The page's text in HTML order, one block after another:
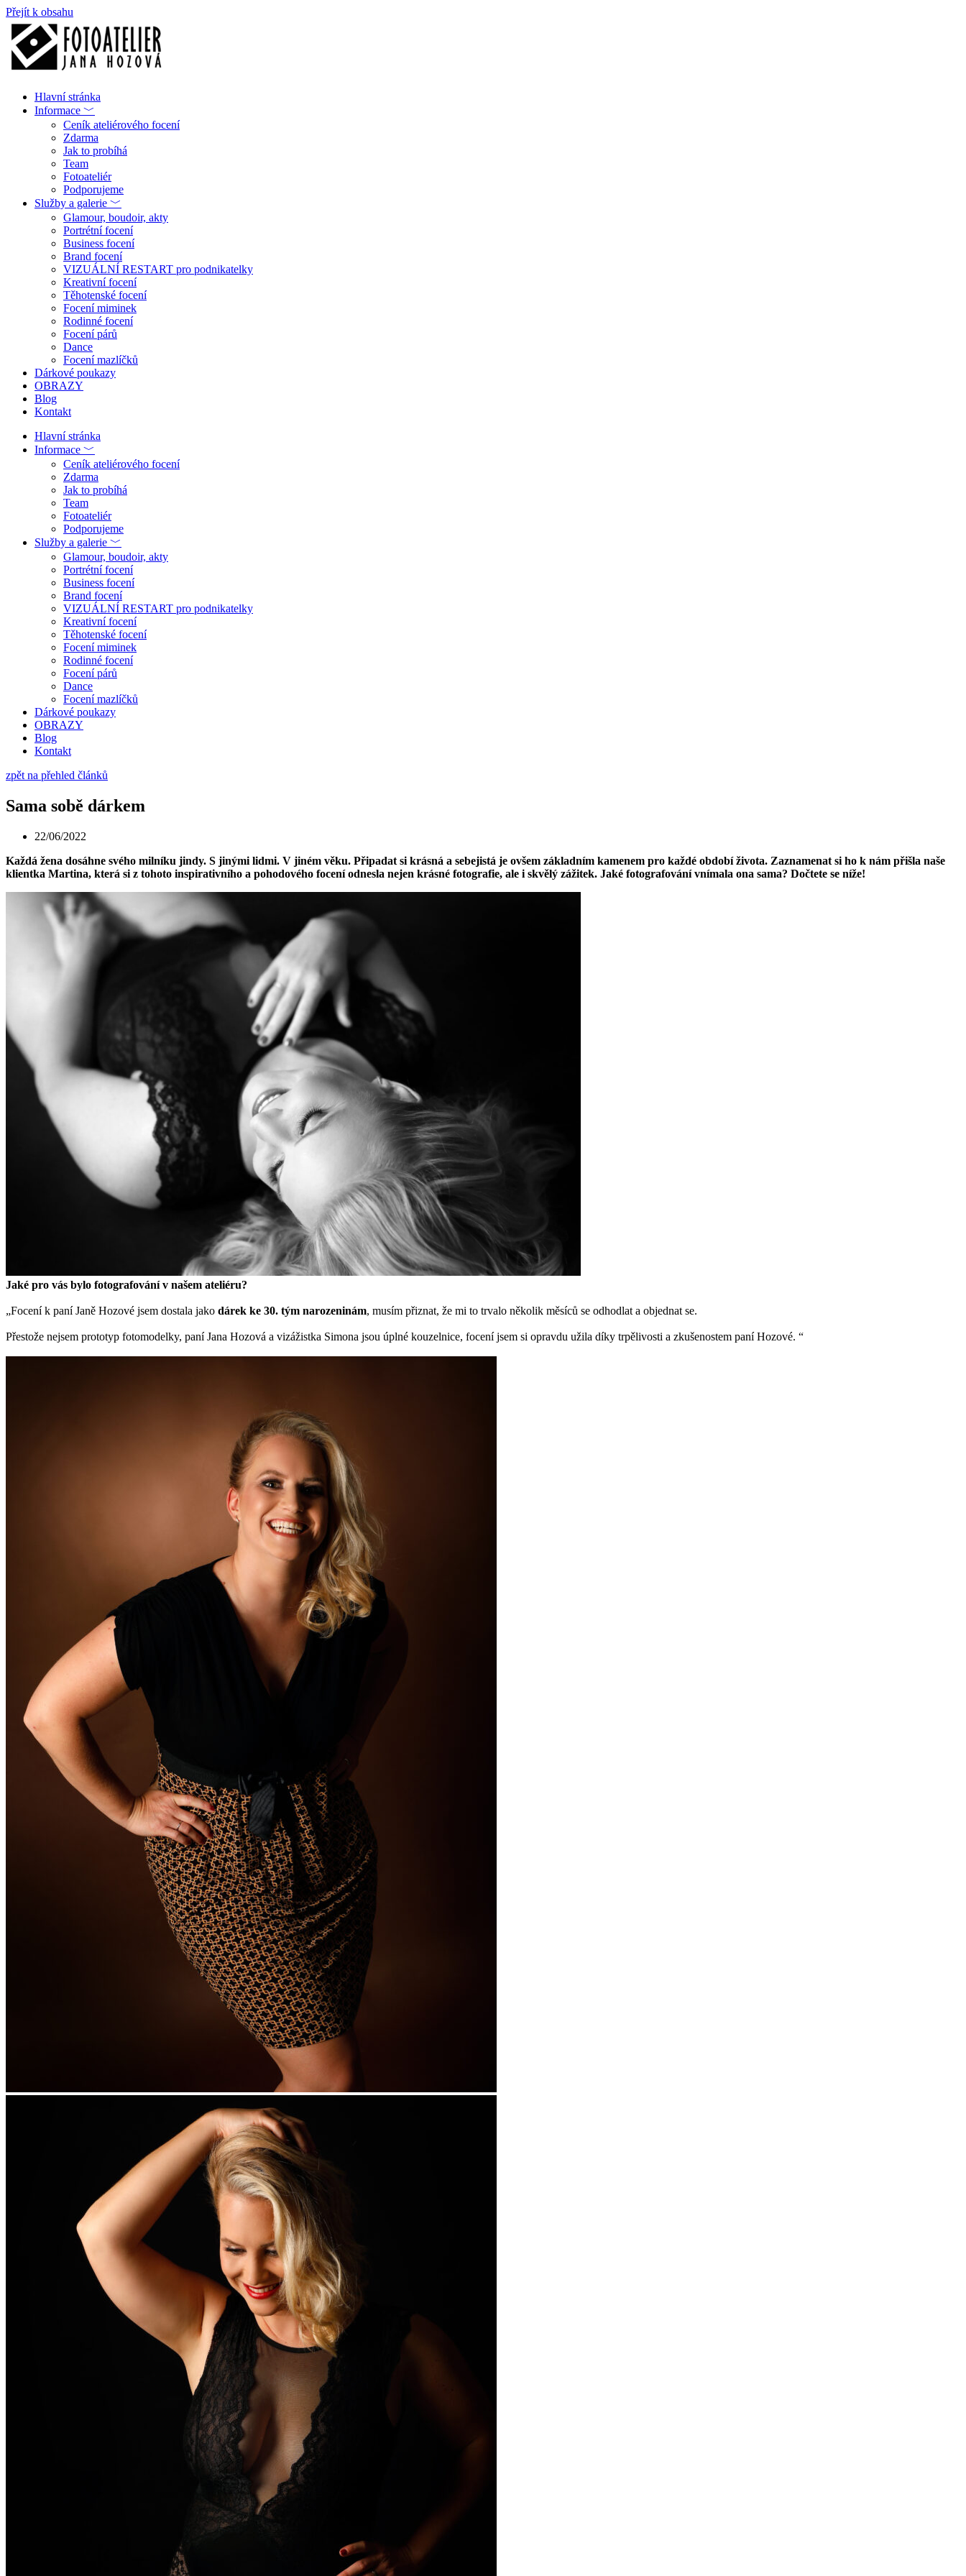
Přejít k obsahu
Hlavní stránka
Informace ﹀
Ceník ateliérového focení
Zdarma
Jak to probíhá
Team
Fotoateliér
Podporujeme
Služby a galerie ﹀
Glamour, boudoir, akty
Portrétní focení
Business focení
Brand focení
VIZUÁLNÍ RESTART pro podnikatelky
Kreativní focení
Těhotenské focení
Focení miminek
Rodinné focení
Focení párů
Dance
Focení mazlíčků
Dárkové poukazy
OBRAZY
Blog
Kontakt
Hlavní stránka
Informace ﹀
Ceník ateliérového focení
Zdarma
Jak to probíhá
Team
Fotoateliér
Podporujeme
Služby a galerie ﹀
Glamour, boudoir, akty
Portrétní focení
Business focení
Brand focení
VIZUÁLNÍ RESTART pro podnikatelky
Kreativní focení
Těhotenské focení
Focení miminek
Rodinné focení
Focení párů
Dance
Focení mazlíčků
Dárkové poukazy
OBRAZY
Blog
Kontakt
zpět na přehled článků
Sama sobě dárkem
22/06/2022
Každá žena dosáhne svého milníku jindy. S jinými lidmi. V jiném věku. Připadat si krásná a sebejistá je ovšem základním kamenem pro každé období života. Zaznamenat si ho k nám přišla naše
klientka Martina, která si z tohoto inspirativního a pohodového focení odnesla nejen krásné fotografie, ale i skvělý zážitek. Jaké fotografování vnímala ona sama? Dočtete se níže!
Jaké pro vás bylo fotografování v našem ateliéru?
„Focení k paní Janě Hozové jsem dostala jako dárek ke 30. tým narozeninám, musím přiznat, že mi to trvalo několik měsíců se odhodlat a objednat se.
Přestože nejsem prototyp fotomodelky, paní Jana Hozová a vizážistka Simona jsou úplné kouzelnice, focení jsem si opravdu užila díky trpělivosti a zkušenostem paní Hozové. “